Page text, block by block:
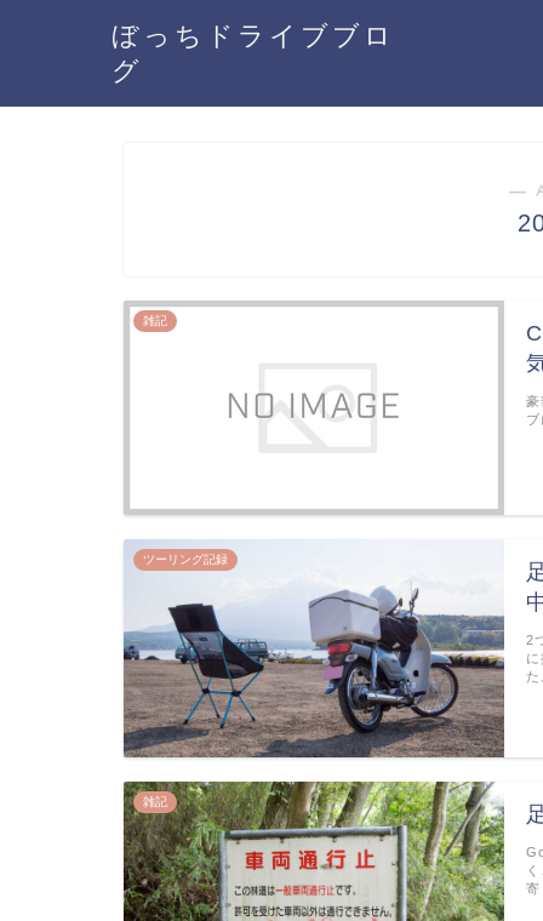
ぼっちドライブブロ
グ
―
雑記
豪
ツーリング記録
2
雑記